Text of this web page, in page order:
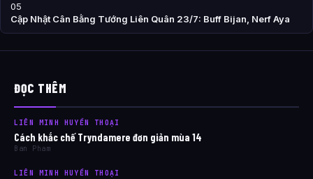
05
Cập Nhật Cân Bằng Tướng Liên Quân 23/7: Buff Bijan, Nerf Aya
ĐỌC THÊM
LIÊN MINH HUYỀN THOẠI
Cách khắc chế Tryndamere đơn giản mùa 14
Ban Pham
LIÊN MINH HUYỀN THOẠI